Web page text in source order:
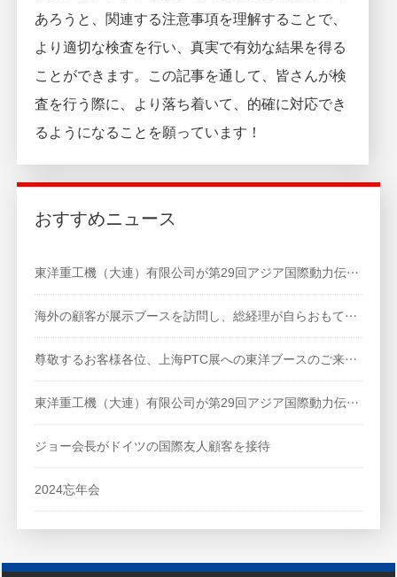
あろうと、関連する注意事項を理解することで、
より適切な検査を行い、真実で有効な結果を得る
ことができます。この記事を通して、皆さんが検
査を行う際に、より落ち着いて、的確に対応でき
るようになることを願っています！
おすすめニュース
東洋重工機（大連）有限公司が第29回アジア国際動力伝達・制御技術展示会に参加します。
海外の顧客が展示ブースを訪問し、総経理が自らおもてなしを行い、通訳がブースでのやり取りをサポートしました。
尊敬するお客様各位、上海PTC展への東洋ブースのご来場を心よりお待ちしております。会長、総経理が技術チームおよび販売チームを率いて、皆様のお越しをお待ちしております。
東洋重工機（大連）有限公司が第29回アジア国際動力伝達・制御技術展示会に参加します。
ジョー会長がドイツの国際友人顧客を接待
2024忘年会